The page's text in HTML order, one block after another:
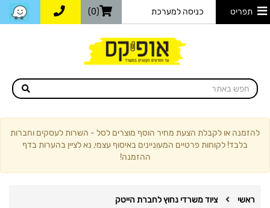
תפריט כניסה למערכת (0)
להזמנה או לקבלת הצעת מחיר הוסף מוצרים לסל - השרות לעסקים וחברות
בלבד! לקוחות פרטיים המעוניינים באיסוף עצמי, נא לציין בהערות בדף
ההזמנה!
ראשי ציוד משרדי נחוץ לחברת הייטק